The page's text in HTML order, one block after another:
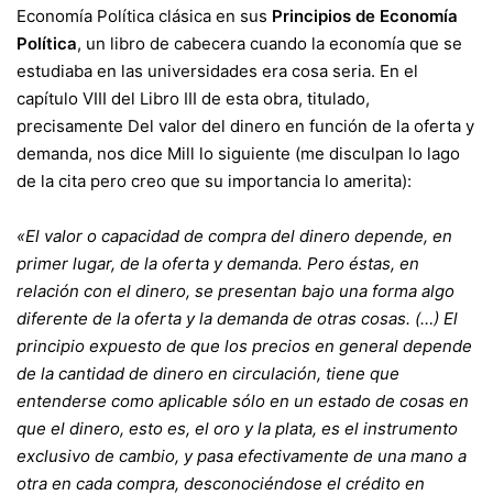
Economía Política clásica en sus Principios de Economía
Política, un libro de cabecera cuando la economía que se
estudiaba en las universidades era cosa seria. En el
capítulo VIII del Libro III de esta obra, titulado,
precisamente Del valor del dinero en función de la oferta y
demanda, nos dice Mill lo siguiente (me disculpan lo lago
de la cita pero creo que su importancia lo amerita):
«El valor o capacidad de compra del dinero depende, en
primer lugar, de la oferta y demanda. Pero éstas, en
relación con el dinero, se presentan bajo una forma algo
diferente de la oferta y la demanda de otras cosas. (…) El
principio expuesto de que los precios en general depende
de la cantidad de dinero en circulación, tiene que
entenderse como aplicable sólo en un estado de cosas en
que el dinero, esto es, el oro y la plata, es el instrumento
exclusivo de cambio, y pasa efectivamente de una mano a
otra en cada compra, desconociéndose el crédito en